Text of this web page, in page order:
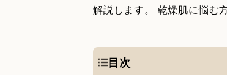
解説します。 乾燥肌に悩む
目次